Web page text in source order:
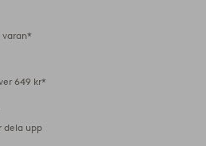
varan*
649 kr*
dela upp